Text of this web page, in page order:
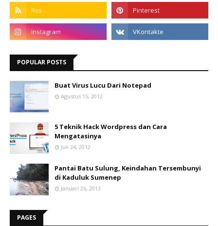
POPULAR POSTS
Buat Virus Lucu Dari Notepad
Agustus 15, 2012
5 Teknik Hack Wordpress dan Cara
Mengatasinya
Juli 24, 2012
Pantai Batu Sulung, Keindahan Tersembunyi
di Kaduluk Sumenep
Januari 26, 2013
PAGES